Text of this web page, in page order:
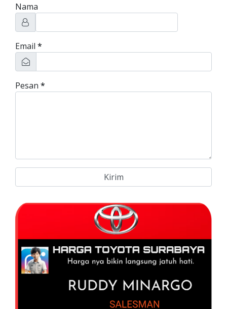
Nama
Email *
Pesan *